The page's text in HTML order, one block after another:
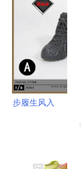
步履生风入